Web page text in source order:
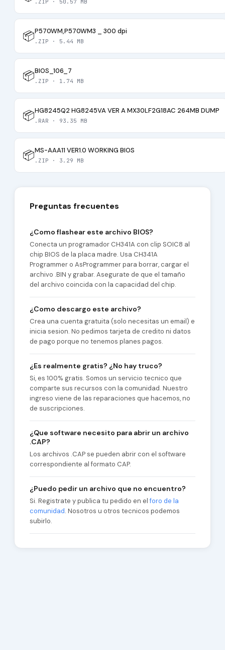
.ZIP · 50.57 MB
📦P570WM,P570WM3 _ 300 dpi
.ZIP · 5.44 MB
📦BIOS_106_7
.ZIP · 1.74 MB
📦HG8245Q2 HG8245VA VER A MX30LF2G18AC 264MB DUMP
.RAR · 93.35 MB
📦MS-AAA11 VER1.0 WORKING BIOS
.ZIP · 3.29 MB
Preguntas frecuentes
¿Como flashear este archivo BIOS?
Conecta un programador CH341A con clip SOIC8 al
chip BIOS de la placa madre. Usa CH341A
Programmer o AsProgrammer para borrar, cargar el
archivo .BIN y grabar. Asegurate de que el tamaño
del archivo coincida con la capacidad del chip.
¿Como descargo este archivo?
Crea una cuenta gratuita (solo necesitas un email) e
inicia sesion. No pedimos tarjeta de credito ni datos
de pago porque no tenemos planes pagos.
¿Es realmente gratis? ¿No hay truco?
Si, es 100% gratis. Somos un servicio tecnico que
comparte sus recursos con la comunidad. Nuestro
ingreso viene de las reparaciones que hacemos, no
de suscripciones.
¿Que software necesito para abrir un archivo
.CAP?
Los archivos .CAP se pueden abrir con el software
correspondiente al formato CAP.
¿Puedo pedir un archivo que no encuentro?
Si. Registrate y publica tu pedido en elforo de la
comunidad. Nosotros u otros tecnicos podemos
subirlo.